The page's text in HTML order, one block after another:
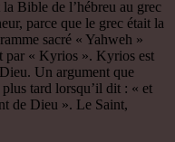
Bible de l’hébreu au grec
parce que le grec était la
sacré « Yahweh »
par « Kyrios ». Kyrios est
Un argument que
tard lorsqu’il dit : « et
de Dieu ». Le Saint,